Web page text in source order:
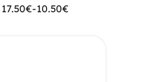
10.50€
-
17.50€